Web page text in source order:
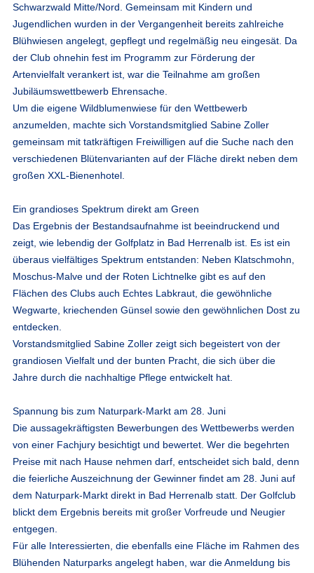
Schwarzwald Mitte/Nord. Gemeinsam mit Kindern und
Jugendlichen wurden in der Vergangenheit bereits zahlreiche
Blühwiesen angelegt, gepflegt und regelmäßig neu eingesät. Da
der Club ohnehin fest im Programm zur Förderung der
Artenvielfalt verankert ist, war die Teilnahme am großen
Jubiläumswettbewerb Ehrensache.
Um die eigene Wildblumenwiese für den Wettbewerb
anzumelden, machte sich Vorstandsmitglied Sabine Zoller
gemeinsam mit tatkräftigen Freiwilligen auf die Suche nach den
verschiedenen Blütenvarianten auf der Fläche direkt neben dem
großen XXL-Bienenhotel.
Ein grandioses Spektrum direkt am Green
Das Ergebnis der Bestandsaufnahme ist beeindruckend und
zeigt, wie lebendig der Golfplatz in Bad Herrenalb ist. Es ist ein
überaus vielfältiges Spektrum entstanden: Neben Klatschmohn,
Moschus-Malve und der Roten Lichtnelke gibt es auf den
Flächen des Clubs auch Echtes Labkraut, die gewöhnliche
Wegwarte, kriechenden Günsel sowie den gewöhnlichen Dost zu
entdecken.
Vorstandsmitglied Sabine Zoller zeigt sich begeistert von der
grandiosen Vielfalt und der bunten Pracht, die sich über die
Jahre durch die nachhaltige Pflege entwickelt hat.
Spannung bis zum Naturpark-Markt am 28. Juni
Die aussagekräftigsten Bewerbungen des Wettbewerbs werden
von einer Fachjury besichtigt und bewertet. Wer die begehrten
Preise mit nach Hause nehmen darf, entscheidet sich bald, denn
die feierliche Auszeichnung der Gewinner findet am 28. Juni auf
dem Naturpark-Markt direkt in Bad Herrenalb statt. Der Golfclub
blickt dem Ergebnis bereits mit großer Vorfreude und Neugier
entgegen.
Für alle Interessierten, die ebenfalls eine Fläche im Rahmen des
Blühenden Naturparks angelegt haben, war die Anmeldung bis